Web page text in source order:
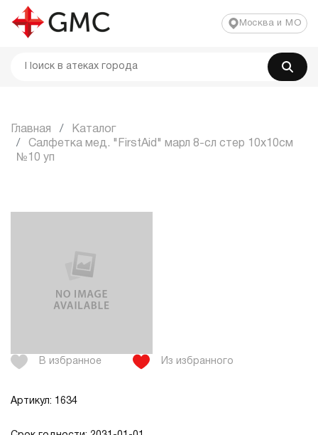
Москва и МО
Главная
Каталог
Салфетка мед. "FirstAid" марл 8-сл стер 10x10см
№10 уп
В избранное Из избранного
Артикул: 1634